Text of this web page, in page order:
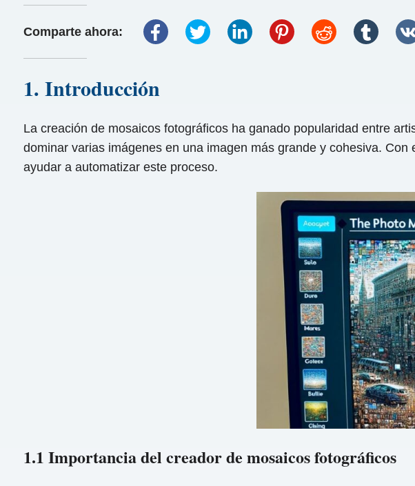
Comparte ahora:
1. Introducción
La creación de mosaicos fotográficos ha ganado popularidad entre
dominar varias imágenes en una imagen más grande y cohesiva.
ayudar a automatizar este proceso.
1.1 Importancia del creador de mosaicos fotográficos